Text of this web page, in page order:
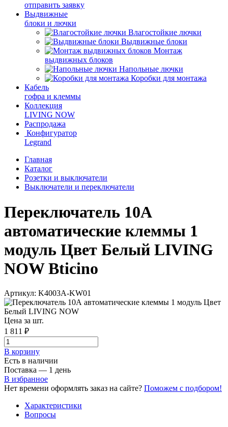
отправить заявку
Выдвижные
блоки и лючки
Влагостойкие лючки
Выдвижные блоки
Монтаж
выдвижных блоков
Напольные лючки
Коробки для монтажа
Кабель
гофра и клеммы
Коллекция
LIVING NOW
Распродажа
Конфигуратор
Legrand
Главная
Каталог
Розетки и выключатели
Выключатели и переключатели
Переключатель 10А
автоматические клеммы 1
модуль Цвет Белый LIVING
NOW Bticino
Артикул: K4003A-KW01
Цена за шт.
1 811 ₽
В корзинy
Есть в наличии
Поставка — 1 день
В избранное
Нет времени оформлять заказ на сайте? Поможем с подбором!
Характеристики
Вопросы